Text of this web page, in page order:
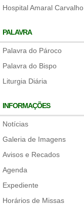
Hospital Amaral Carvalho
PALAVRA
Palavra do Pároco
Palavra do Bispo
Liturgia Diária
INFORMAÇÕES
Notícias
Galeria de Imagens
Avisos e Recados
Agenda
Expediente
Horários de Missas